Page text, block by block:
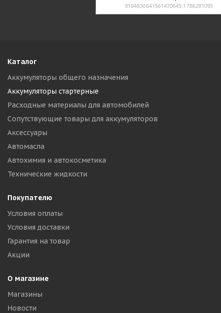
Каталог
Аккумуляторы общего назначения
Аккумуляторы стартерные
Расходные материалы для автомобилей
Сопутствующие товары для аккумуляторов
Аксессуары
Автомасла
Автохимия и автокосметика
Технические жидкости
Покупателю
Условия оплаты
Условия доставки
Гарантия на товар
Акции
О магазине
Магазины
Новости